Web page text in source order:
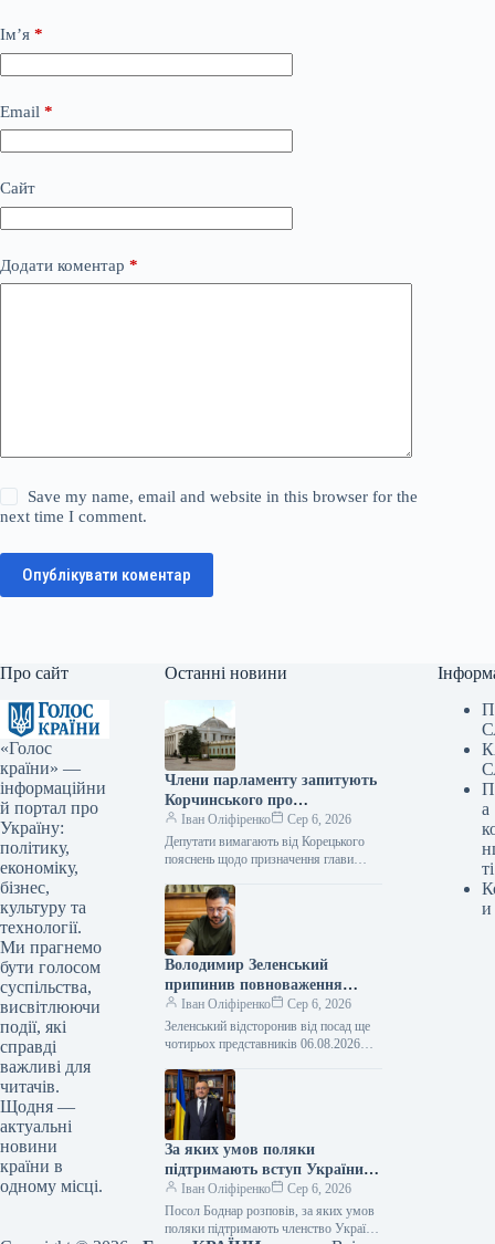
Ім’я *
Email *
Сайт
Додати коментар *
Save my name, email and website in this browser for the
next time I comment.
Опублікувати коментар
Про сайт
«Голос
країни» —
інформаційни
й портал про
Україну:
політику,
економіку,
бізнес,
культуру та
технології.
Ми прагнемо
бути голосом
суспільства,
висвітлюючи
події, які
справді
важливі для
читачів.
Щодня —
актуальні
новини
країни в
одному місці.
Останні новини
Члени парламенту запитують
Корчинського про
призначення міністра
цифрової трансформації без
узгодження з комітетом
Іван Оліфіренко
Сер 6, 2026
Депутати вимагають від Корецького
пояснень щодо призначення глави
ВР 06.08.2026 17:02 Укрінформ Члени
комітету Верховної…
Володимир Зеленський
припинив повноваження
чотирьох послів.
Іван Оліфіренко
Сер 6, 2026
Зеленський відсторонив від посад ще
чотирьох представників 06.08.2026
Володимир Зеленський відправив у
відставку послів, які представляли…
За яких умов поляки
підтримають вступ України
до Європейського Союзу,
розповів посол Боднар.
Іван Оліфіренко
Сер 6, 2026
Посол Боднар розповів, за яких умов
поляки підтримають членство України
а
ті
и